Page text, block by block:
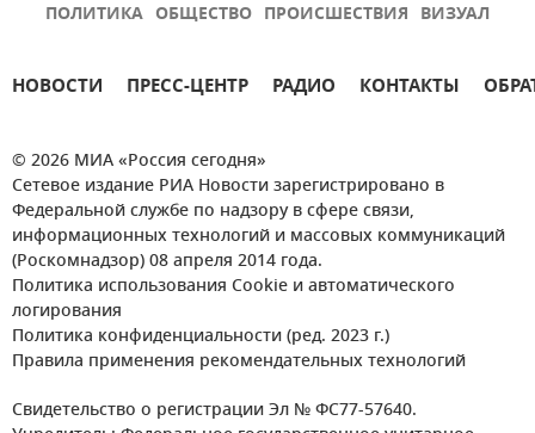
ПОЛИТИКА ОБЩЕСТВО ПРОИСШЕСТВИЯ ВИЗУАЛ
НОВОСТИ ПРЕСС-ЦЕНТР РАДИО КОНТАКТЫ
© 2026 МИА «Россия сегодня»
Сетевое издание РИА Новости зарегистрировано в
Федеральной службе по надзору в сфере связи,
информационных технологий и массовых коммуникаций
(Роскомнадзор) 08 апреля 2014 года.
Политика использования Cookie и автоматического
логирования
Политика конфиденциальности (ред. 2023 г.)
Правила применения рекомендательных технологий
Свидетельство о регистрации Эл № ФС77-57640.